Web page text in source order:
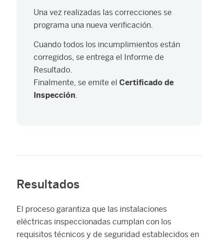
Una vez realizadas las correcciones se
programa una nueva verificación.
Cuando todos los incumplimientos están
corregidos, se entrega el Informe de
Resultado.
Finalmente, se emite el Certificado de
Inspección.
Resultados
El proceso garantiza que las instalaciones
eléctricas inspeccionadas cumplan con los
requisitos técnicos y de seguridad establecidos en